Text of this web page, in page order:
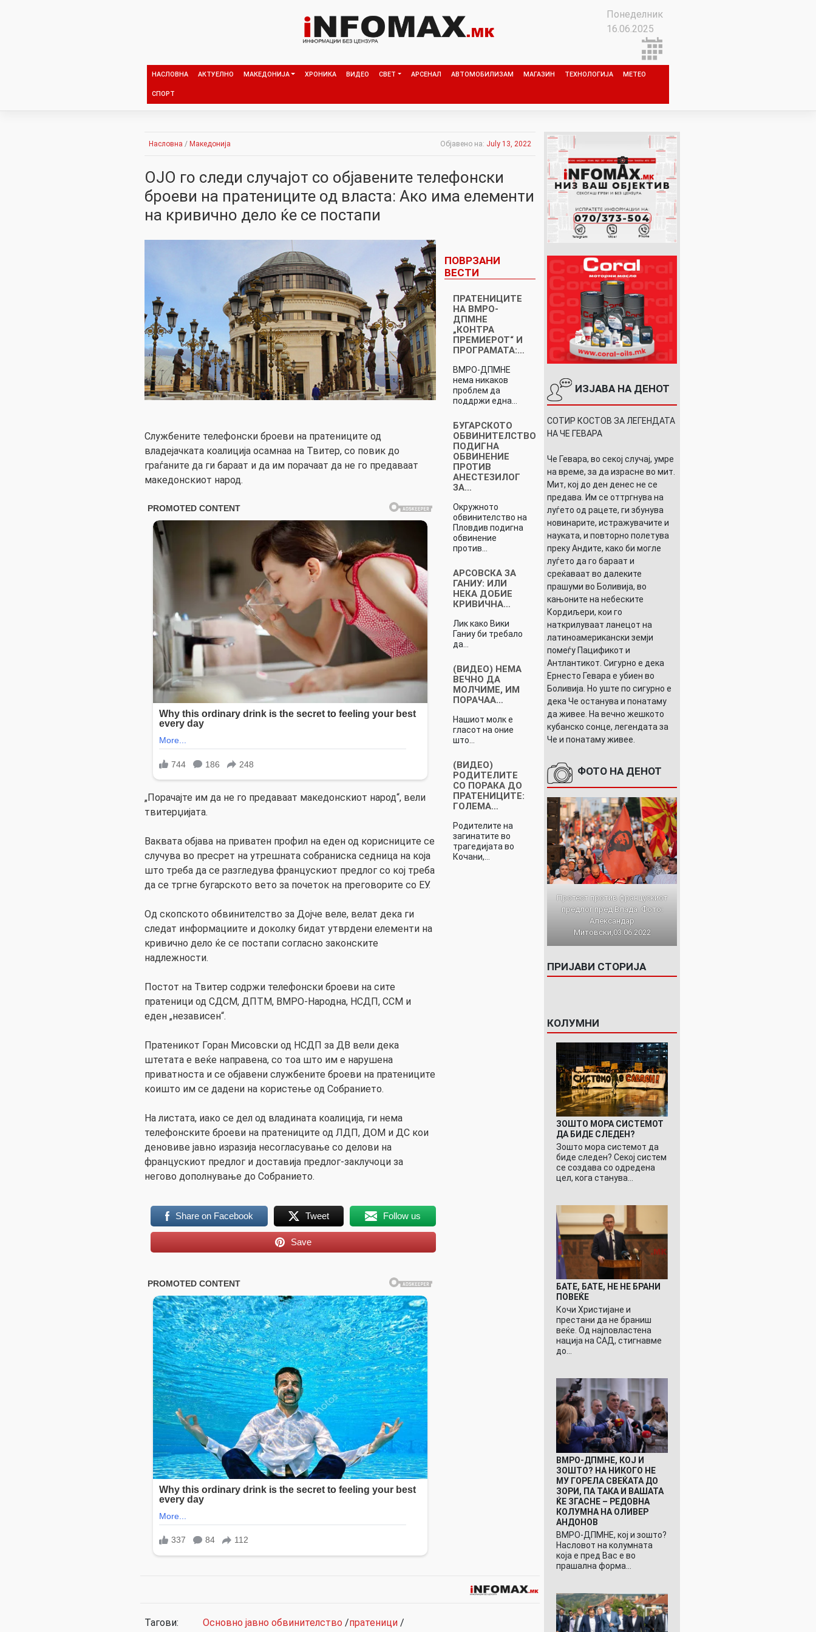
Понеделник
16.06.2025
НАСЛОВНА АКТУЕЛНО МАКЕДОНИЈА ХРОНИКА ВИДЕО СВЕТ АРСЕНАЛ АВТОМОБИЛИЗАМ МАГАЗИН ТЕХНОЛОГИЈА МЕТЕО
СПОРТ
Насловна / Македонија Објавено на: July 13, 2022
ОЈО го следи случајот со објавените телефонски
броеви на пратениците од власта: Ако има елементи
на кривично дело ќе се постапи
Службените телефонски броеви на пратениците од
владејачката коалиција осамнаа на Твитер, со повик до
граѓаните да ги бараат и да им порачаат да не го предаваат
македонскиот народ.
„Порачајте им да не го предаваат македонскиот народ“, вели
твитерџијата.
Ваквата објава на приватен профил на еден од корисниците се
случува во пресрет на утрешната собраниска седница на која
што треба да се разгледува францускиот предлог со кој треба
да се тргне бугарското вето за почеток на преговорите со ЕУ.
Од скопското обвинителство за Дojче веле, велат дека ги
следат информациите и доколку бидат утврдени елементи на
кривично дело ќе се постапи согласно законските
надлежности.
Постот на Твитер содржи телефонски броеви на сите
пратеници од СДСМ, ДПТМ, ВМРО-Народна, НСДП, ССМ и
еден „независен“.
Пратеникот Горан Мисовски од НСДП за ДВ вели дека
штетата е веќе направена, со тоа што им е нарушена
приватноста и се објавени службените броеви на пратениците
коишто им се дадени на користење од Собранието.
На листата, иако се дел од владината коалиција, ги нема
телефонските броеви на пратениците од ЛДП, ДОМ и ДС кои
деновиве јавно изразија несогласување со делови на
францускиот предлог и доставија предлог-заклучоци за
негово дополнување до Собранието.
Share on Facebook Tweet Follow us
Save
ПОВРЗАНИ
ВЕСТИ
ПРАТЕНИЦИТЕ
НА ВМРО-
ДПМНЕ
„КОНТРА
ПРЕМИЕРОТ“ И
ПРОГРАМАТА:…
ВМРО-ДПМНЕ
нема никаков
проблем да
поддржи една…
БУГАРСКОТО
ОБВИНИТЕЛСТВО
ПОДИГНА
ОБВИНЕНИЕ
ПРОТИВ
АНЕСТЕЗИЛОГ
ЗА…
Окружното
обвинителство на
Пловдив подигна
обвинение
против…
АРСОВСКА ЗА
ГАНИУ: ИЛИ
НЕКА ДОБИЕ
КРИВИЧНА…
Лик како Вики
Ганиу би требало
да…
(ВИДЕО) НЕМА
ВЕЧНО ДА
МОЛЧИМЕ, ИМ
ПОРАЧАА…
Нашиот молк е
гласот на оние
што…
(ВИДЕО)
РОДИТЕЛИТЕ
СО ПОРАКА ДО
ПРАТЕНИЦИТЕ:
ГОЛЕМА…
Родителите на
загинатите во
трагедијата во
Кочани,…
Тагови: Основно јавно обвинителство /пратеници /
ИЗЈАВА НА ДЕНОТ
СОТИР КОСТОВ ЗА ЛЕГЕНДАТА
НА ЧЕ ГЕВАРА
Че Гевара, во секој случај, умре
на време, за да израсне во мит.
Мит, кој до ден денес не се
предава. Им се оттргнува на
луѓето од рацете, ги збунува
новинарите, истражувачите и
науката, и повторно полетува
преку Андите, како би могле
луѓето да го бараат и
среќаваат во далеките
прашуми во Боливија, во
кањоните на небеските
Кордиљери, кои го
наткрилуваат ланецот на
латиноамерикански земји
помеѓу Пацификот и
Антлантикот. Сигурно е дека
Ернесто Гевара е убиен во
Боливија. Но уште по сигурно е
дека Че останува и понатаму
да живее. На вечно жешкото
кубанско сонце, легендата за
Че и понатаму живее.
ФОТО НА ДЕНОТ
Протест против францускиот
предлог пред Влада. Фото:
Александар
Митовски,03.06.2022
ПРИЈАВИ СТОРИЈА
КОЛУМНИ
ЗОШТО МОРА СИСТЕМОТ
ДА БИДЕ СЛЕДЕН?
Зошто мора системот да
биде следен? Секој систем
се создава со одредена
цел, кога станува…
БАТЕ, БАТЕ, НЕ НЕ БРАНИ
ПОВЕЌЕ
Кочи Христијане и
престани да не браниш
веќе. Од најповластена
нација на САД, стигнавме
до…
ВМРО-ДПМНЕ, КОЈ И
ЗОШТО? НА НИКОГО НЕ
МУ ГОРЕЛА СВЕЌАТА ДО
ЗОРИ, ПА ТАКА И ВАШАТА
ЌЕ ЗГАСНЕ – РЕДОВНА
КОЛУМНА НА ОЛИВЕР
АНДОНОВ
ВМРО-ДПМНЕ, кој и зошто?
Насловот на колумната
која е пред Вас е во
прашална форма…